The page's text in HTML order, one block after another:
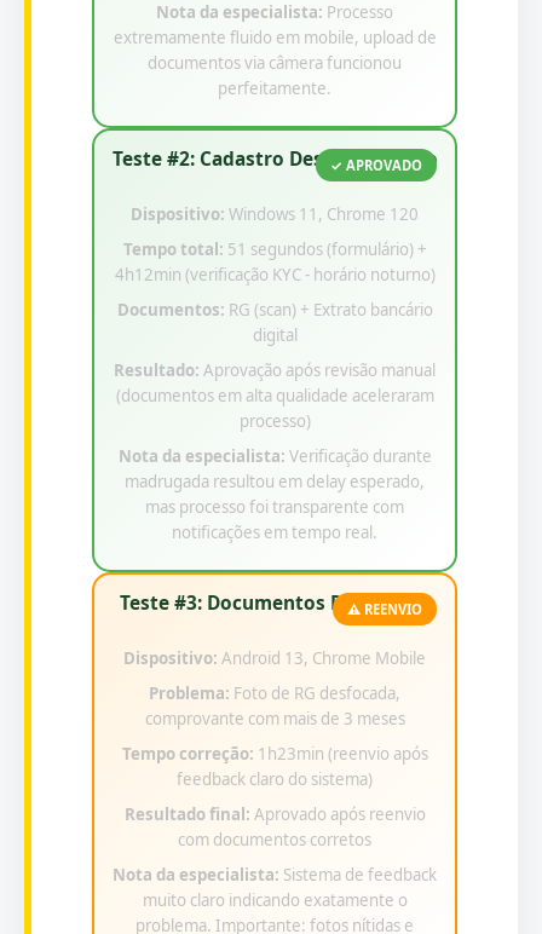
Nota da especialista: Processo
extremamente fluido em mobile, upload de
documentos via câmera funcionou
perfeitamente.
✓ APROVADO
Teste #2: Cadastro Desktop Rápido
Dispositivo: Windows 11, Chrome 120
Tempo total: 51 segundos (formulário) +
4h12min (verificação KYC - horário noturno)
Documentos: RG (scan) + Extrato bancário
digital
Resultado: Aprovação após revisão manual
(documentos em alta qualidade aceleraram
processo)
Nota da especialista: Verificação durante
madrugada resultou em delay esperado,
mas processo foi transparente com
notificações em tempo real.
⚠️ REENVIO
Teste #3: Documentos Rejeitados
Dispositivo: Android 13, Chrome Mobile
Problema: Foto de RG desfocada,
comprovante com mais de 3 meses
Tempo correção: 1h23min (reenvio após
feedback claro do sistema)
Resultado final: Aprovado após reenvio
com documentos corretos
Nota da especialista: Sistema de feedback
muito claro indicando exatamente o
problema. Importante: fotos nítidas e